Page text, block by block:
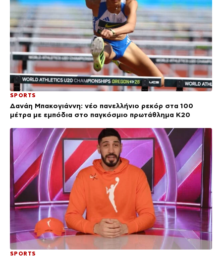
SPORTS
Δανάη Μπακογιάννη: νέο πανελλήνιο ρεκόρ στα 100
μέτρα με εμπόδια στο παγκόσμιο πρωτάθλημα Κ20
SPORTS